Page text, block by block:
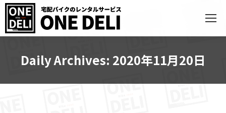
Daily Archives: 2020年11月20日